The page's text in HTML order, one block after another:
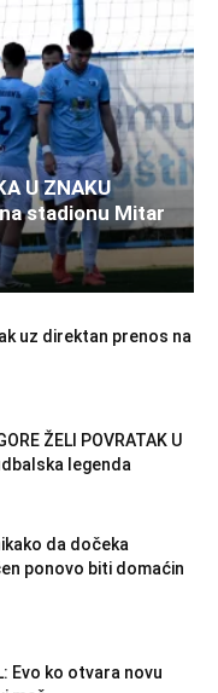
U ZNAKU
stadionu Mitar
uz direktan prenos na
ŽELI POVRATAK U
legenda
da dočeka
ponovo biti domaćin
Evo ko otvara novu